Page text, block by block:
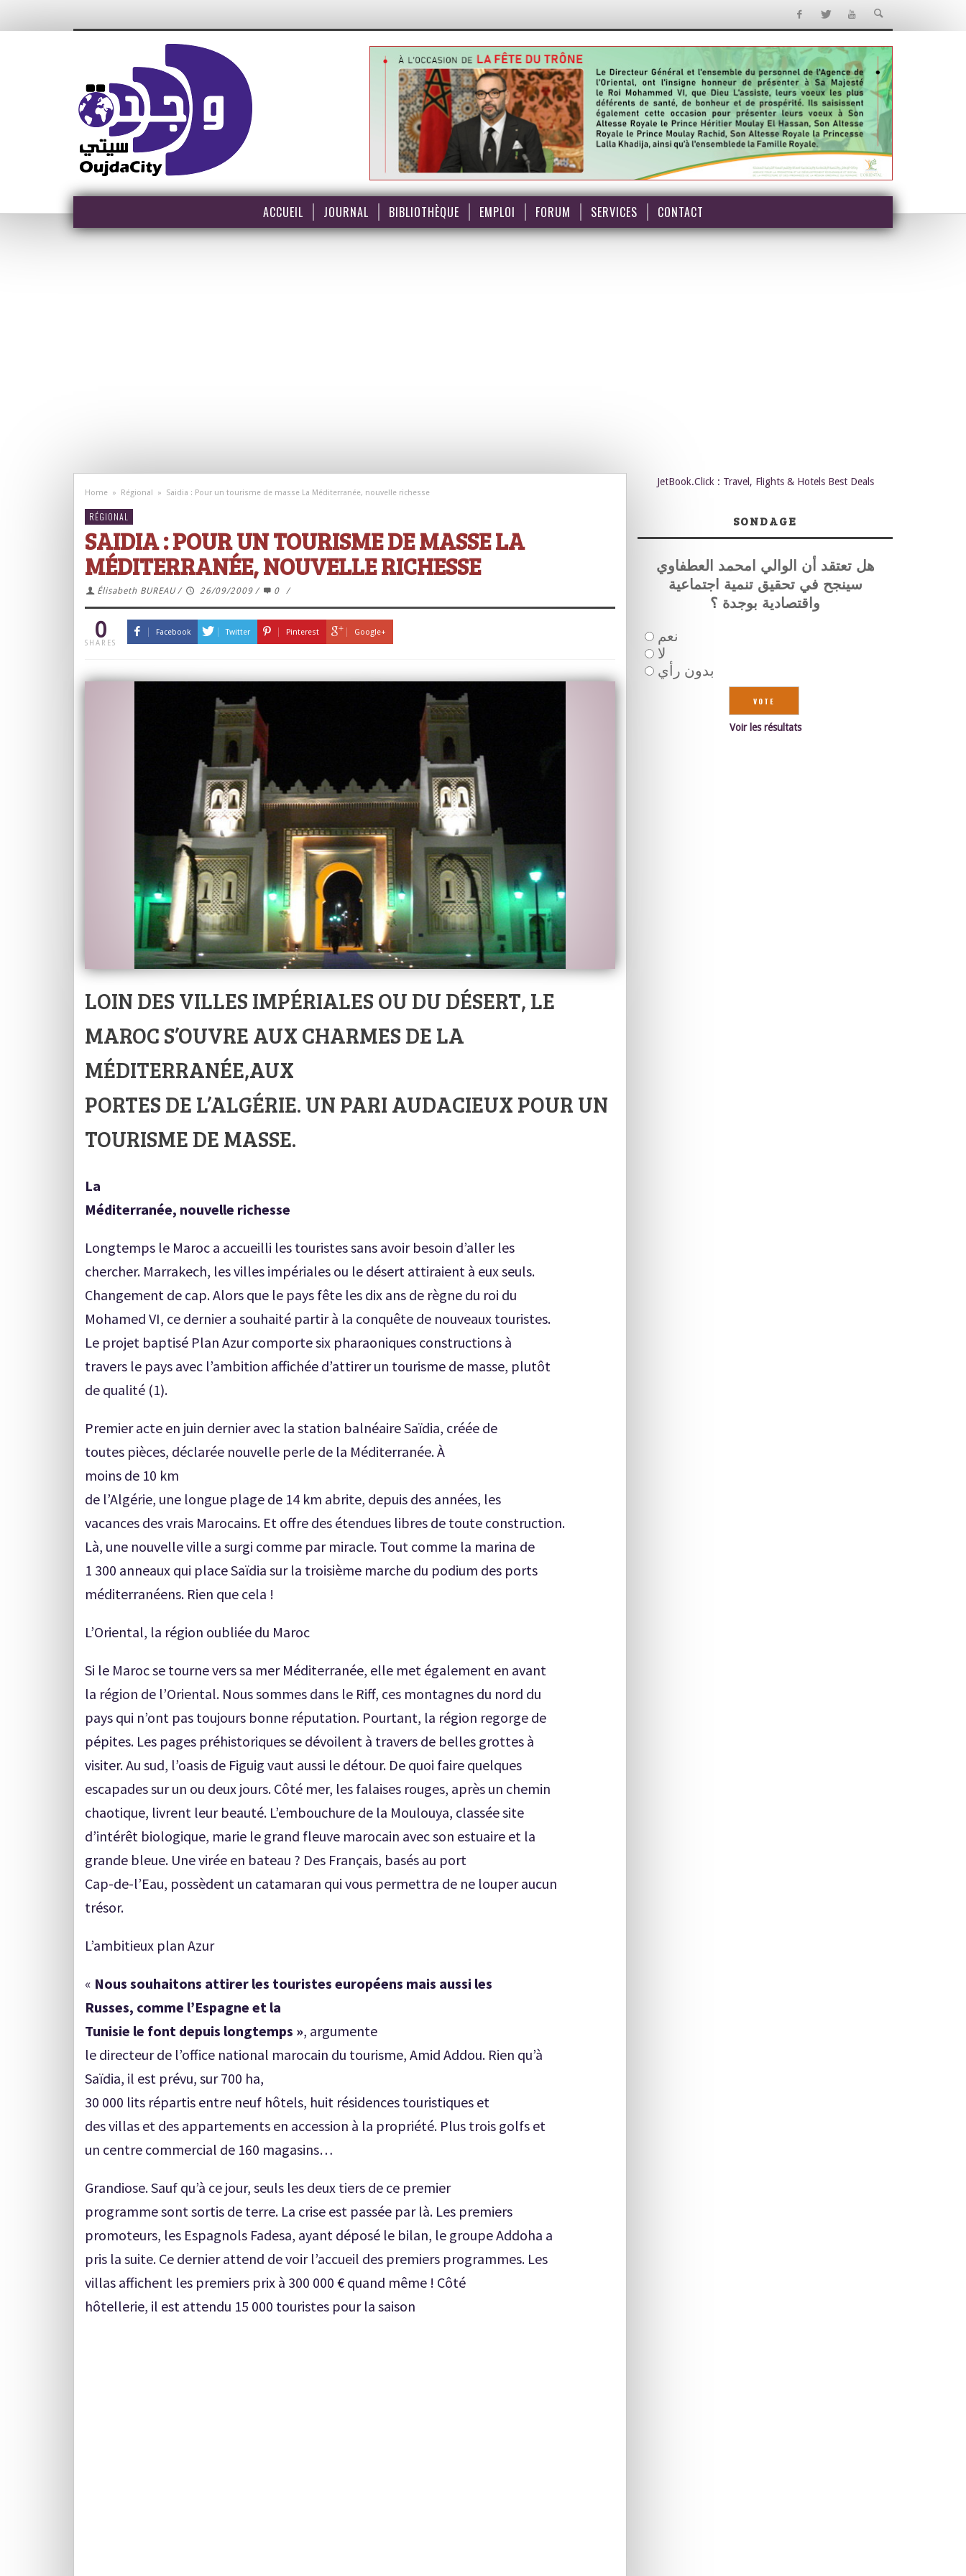
ACCUEIL JOURNAL BIBLIOTHÈQUE EMPLOI FORUM SERVICES CONTACT
Home » Régional » Saidia : Pour un tourisme de masse La Méditerranée, nouvelle richesse
RÉGIONAL
SAIDIA : POUR UN TOURISME DE MASSE LA
MÉDITERRANÉE, NOUVELLE RICHESSE
Élisabeth BUREAU / 26/09/2009 / 0 /
0
SHARES
Facebook Twitter Pinterest Google+
LOIN DES VILLES IMPÉRIALES OU DU DÉSERT, LE
MAROC S’OUVRE AUX CHARMES DE LA
MÉDITERRANÉE,AUX
PORTES DE L’ALGÉRIE. UN PARI AUDACIEUX POUR UN
TOURISME DE MASSE.
La
Méditerranée, nouvelle richesse
Longtemps le Maroc a accueilli les touristes sans avoir besoin d’aller les
chercher. Marrakech, les villes impériales ou le désert attiraient à eux seuls.
Changement de cap. Alors que le pays fête les dix ans de règne du roi du
Mohamed VI, ce dernier a souhaité partir à la conquête de nouveaux touristes.
Le projet baptisé Plan Azur comporte six pharaoniques constructions à
travers le pays avec l’ambition affichée d’attirer un tourisme de masse, plutôt
de qualité (1).
Premier acte en juin dernier avec la station balnéaire Saïdia, créée de
toutes pièces, déclarée nouvelle perle de la Méditerranée. À
moins de 10 km
de l’Algérie, une longue plage de 14 km abrite, depuis des années, les
vacances des vrais Marocains. Et offre des étendues libres de toute construction.
Là, une nouvelle ville a surgi comme par miracle. Tout comme la marina de
1 300 anneaux qui place Saïdia sur la troisième marche du podium des ports
méditerranéens. Rien que cela !
L’Oriental, la région oubliée du Maroc
Si le Maroc se tourne vers sa mer Méditerranée, elle met également en avant
la région de l’Oriental. Nous sommes dans le Riff, ces montagnes du nord du
pays qui n’ont pas toujours bonne réputation. Pourtant, la région regorge de
pépites. Les pages préhistoriques se dévoilent à travers de belles grottes à
visiter. Au sud, l’oasis de Figuig vaut aussi le détour. De quoi faire quelques
escapades sur un ou deux jours. Côté mer, les falaises rouges, après un chemin
chaotique, livrent leur beauté. L’embouchure de la Moulouya, classée site
d’intérêt biologique, marie le grand fleuve marocain avec son estuaire et la
grande bleue. Une virée en bateau ? Des Français, basés au port
Cap-de-l’Eau, possèdent un catamaran qui vous permettra de ne louper aucun
trésor.
L’ambitieux plan Azur
« Nous souhaitons attirer les touristes européens mais aussi les
Russes, comme l’Espagne et la
Tunisie le font depuis longtemps », argumente
le directeur de l’office national marocain du tourisme, Amid Addou. Rien qu’à
Saïdia, il est prévu, sur 700 ha,
30 000 lits répartis entre neuf hôtels, huit résidences touristiques et
des villas et des appartements en accession à la propriété. Plus trois golfs et
un centre commercial de 160 magasins…
Grandiose. Sauf qu’à ce jour, seuls les deux tiers de ce premier
programme sont sortis de terre. La crise est passée par là. Les premiers
promoteurs, les Espagnols Fadesa, ayant déposé le bilan, le groupe Addoha a
pris la suite. Ce dernier attend de voir l’accueil des premiers programmes. Les
villas affichent les premiers prix à 300 000 € quand même ! Côté
hôtellerie, il est attendu 15 000 touristes pour la saison
JetBook.Click : Travel, Flights & Hotels Best Deals
SONDAGE
هل تعتقد أن الوالي امحمد العطفاوي
سينجح في تحقيق تنمية اجتماعية
واقتصادية بوجدة ؟
نعم
لا
بدون رأي
Voir les résultats